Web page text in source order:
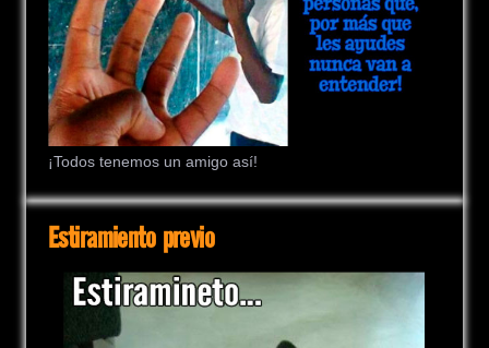
¡Todos tenemos un amigo así!
Estiramiento previo